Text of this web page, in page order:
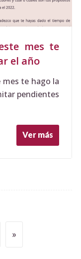
mes te
el año
mes te hago la
pendientes
Ver más
»